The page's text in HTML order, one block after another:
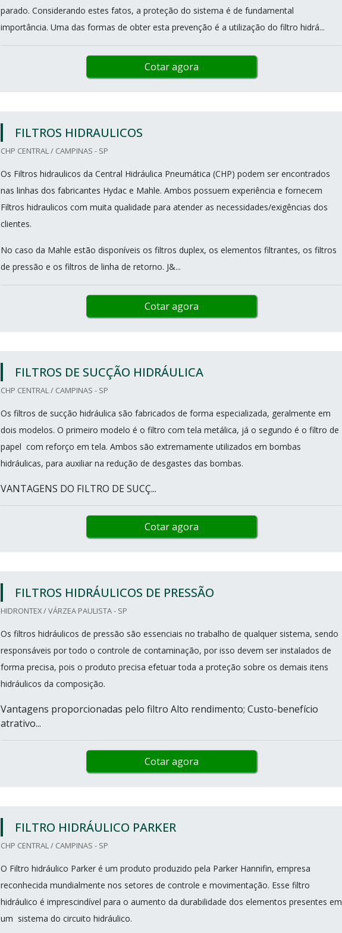
parado. Considerando estes fatos, a proteção do sistema é de fundamental
importância. Uma das formas de obter esta prevenção é a utilização do filtro hidrá...
Cotar agora
FILTROS HIDRAULICOS
CHP CENTRAL / CAMPINAS - SP
Os Filtros hidraulicos da Central Hidráulica Pneumática (CHP) podem ser encontrados
nas linhas dos fabricantes Hydac e Mahle. Ambos possuem experiência e fornecem
Filtros hidraulicos com muita qualidade para atender as necessidades/exigências dos
clientes.
No caso da Mahle estão disponíveis os filtros duplex, os elementos filtrantes, os filtros
de pressão e os filtros de linha de retorno. J&...
Cotar agora
FILTROS DE SUCÇÃO HIDRÁULICA
CHP CENTRAL / CAMPINAS - SP
Os filtros de sucção hidráulica são fabricados de forma especializada, geralmente em
dois modelos. O primeiro modelo é o filtro com tela metálica, já o segundo é o filtro de
papel com reforço em tela. Ambos são extremamente utilizados em bombas
hidráulicas, para auxiliar na redução de desgastes das bombas.
VANTAGENS DO FILTRO DE SUCÇ...
Cotar agora
FILTROS HIDRÁULICOS DE PRESSÃO
HIDRONTEX / VÁRZEA PAULISTA - SP
Os filtros hidráulicos de pressão são essenciais no trabalho de qualquer sistema, sendo
responsáveis por todo o controle de contaminação, por isso devem ser instalados de
forma precisa, pois o produto precisa efetuar toda a proteção sobre os demais itens
hidráulicos da composição.
Vantagens proporcionadas pelo filtro Alto rendimento; Custo-benefício
atrativo...
Cotar agora
FILTRO HIDRÁULICO PARKER
CHP CENTRAL / CAMPINAS - SP
O Filtro hidráulico Parker é um produto produzido pela Parker Hannifin, empresa
reconhecida mundialmente nos setores de controle e movimentação. Esse filtro
hidráulico é imprescindível para o aumento da durabilidade dos elementos presentes em
um sistema do circuito hidráulico.